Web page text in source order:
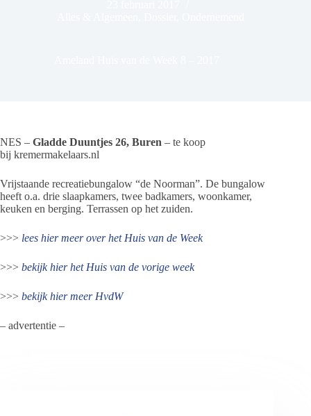
NES – Gladde Duuntjes 26, Buren – te koop
bij kremermakelaars.nl
Vrijstaande recreatiebungalow “de Noorman”. De bungalow
heeft o.a. drie slaapkamers, twee badkamers, woonkamer,
keuken en berging. Terrassen op het zuiden.
>>> lees hier meer over het Huis van de Week
>>> bekijk hier het Huis van de vorige week
>>> bekijk hier meer HvdW
– advertentie –